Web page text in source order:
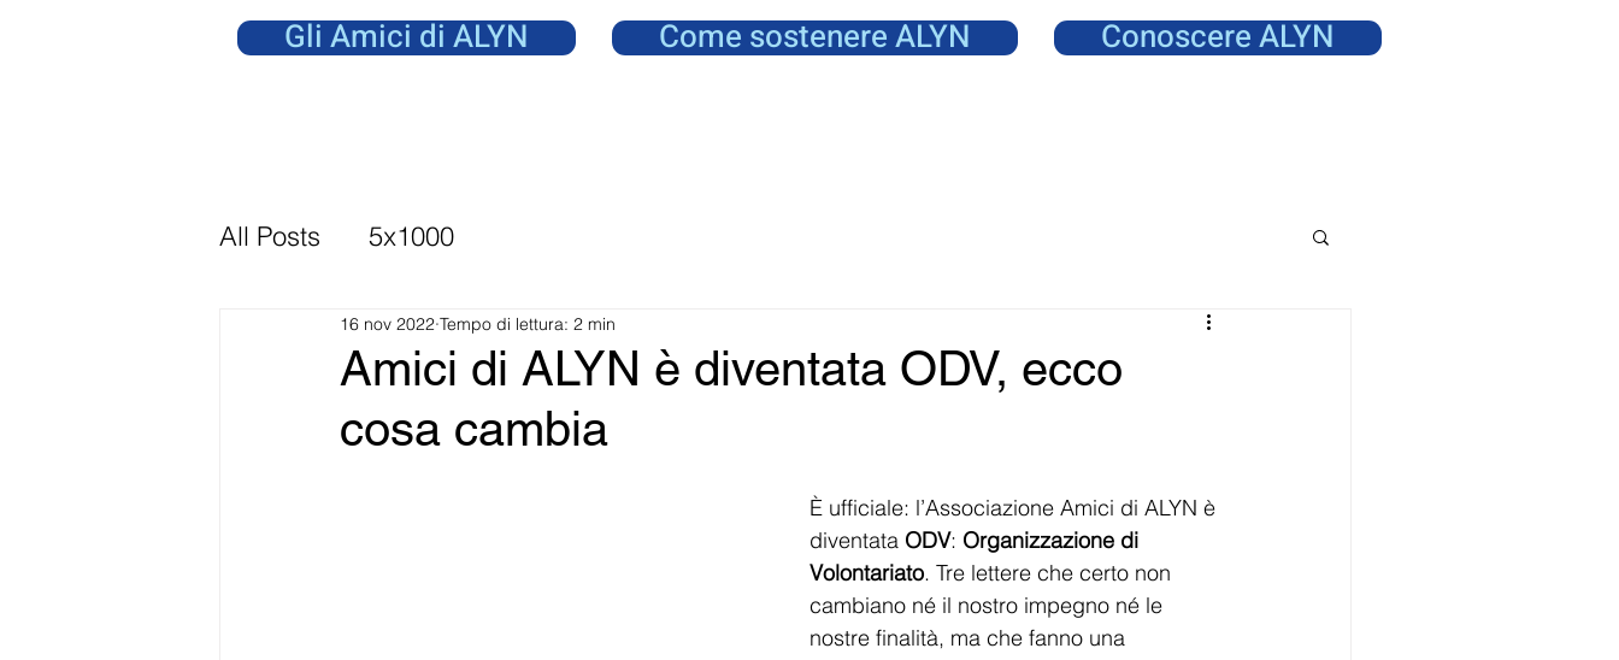
Gli Amici di ALYN Come sostenere ALYN Conoscere ALYN
All Posts 5x1000
Amici di ALYN è diventata ODV, ecco
cosa cambia
16 nov 2022 Tempo di lettura: 2 min
È ufficiale: l’Associazione Amici di ALYN è
diventata ODV: Organizzazione di
Volontariato. Tre lettere che certo non
cambiano né il nostro impegno né le
nostre finalità, ma che fanno una